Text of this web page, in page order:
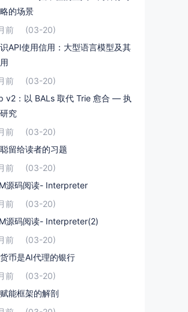
的场景
前
(03-20)
API使用信用：大型语言模型及其
前
(03-20)
v2：以 BALs 取代 Trie 愈合 — 执
究
前
(03-20)
留给读者的习题
前
(03-20)
源码阅读- Interpreter
前
(03-20)
源码阅读- Interpreter(2)
前
(03-20)
币是AI代理的银行
前
(03-20)
能框架的解剖